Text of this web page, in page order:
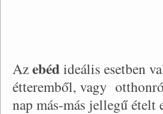
Azebédideális esetben
étteremből, vagy
nap más-más jellegű